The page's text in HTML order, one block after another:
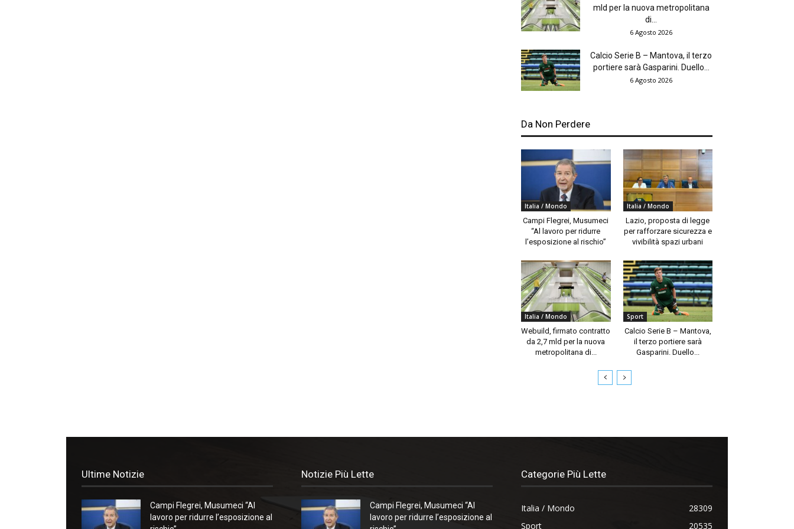
mld per la nuova metropolitana
di...
6 Agosto 2026
Calcio Serie B – Mantova, il terzo
portiere sarà Gasparini. Duello...
6 Agosto 2026
Da Non Perdere
Italia / Mondo
Campi Flegrei, Musumeci
“Al lavoro per ridurre
l’esposizione al rischio”
Italia / Mondo
Lazio, proposta di legge
per rafforzare sicurezza e
vivibilità spazi urbani
Italia / Mondo
Webuild, firmato contratto
da 2,7 mld per la nuova
metropolitana di...
Sport
Calcio Serie B – Mantova,
il terzo portiere sarà
Gasparini. Duello...
Ultime Notizie
Campi Flegrei, Musumeci “Al
lavoro per ridurre l’esposizione al
Notizie Più Lette
Campi Flegrei, Musumeci “Al
lavoro per ridurre l’esposizione al
Categorie Più Lette
Italia / Mondo
28309
Sport
20535